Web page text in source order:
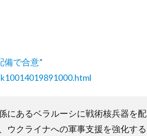
備で合意”
にあるベラルーシに戦術核兵器を配
ウクライナへの軍事支援を強化する